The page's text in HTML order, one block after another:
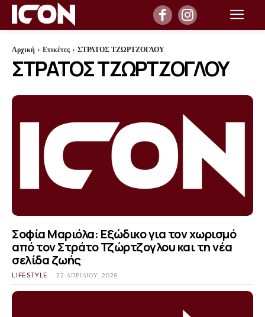
Αρχική Ετικέτες ΣΤΡΑΤΟΣ ΤΖΩΡΤΖΟΓΛΟΥ
ΣΤΡΑΤΟΣ ΤΖΩΡΤΖΟΓΛΟΥ
Σοφία Μαριόλα: Εξώδικο για τον χωρισμό
από τον Στράτο Τζώρτζογλου και τη νέα
σελίδα ζωής
LIFESTYLE 22 ΑΠΡΙΛΊΟΥ, 2026